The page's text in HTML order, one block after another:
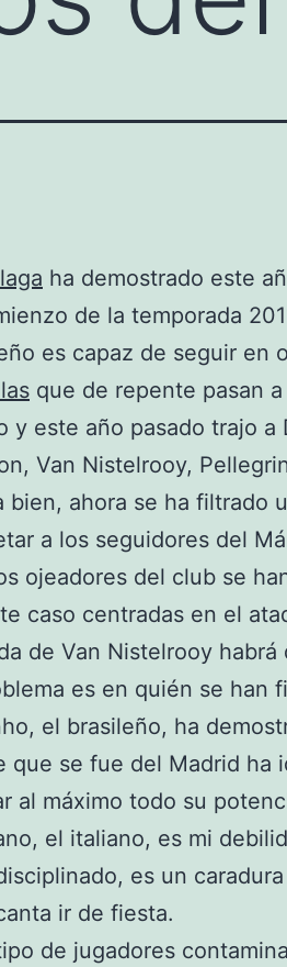
ha demostrado este
de la temporada
es capaz de seguir en
que de repente pasan
y este año pasado trajo a
Van Nistelrooy,
bien, ahora se ha filtrado
a los seguidores del
ojeadores del club se
caso centradas en el
de Van Nistelrooy
es en quién se han
el brasileño, ha
que se fue del Madrid ha
al máximo todo su
el italiano, es mi
es un
ir de fiesta.
de jugadores